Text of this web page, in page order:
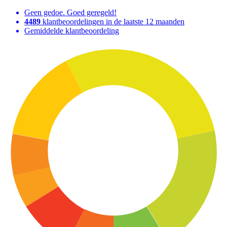
Geen gedoe. Goed geregeld!
4489 klantbeoordelingen in de laatste 12 maanden
Gemiddelde klantbeoordeling